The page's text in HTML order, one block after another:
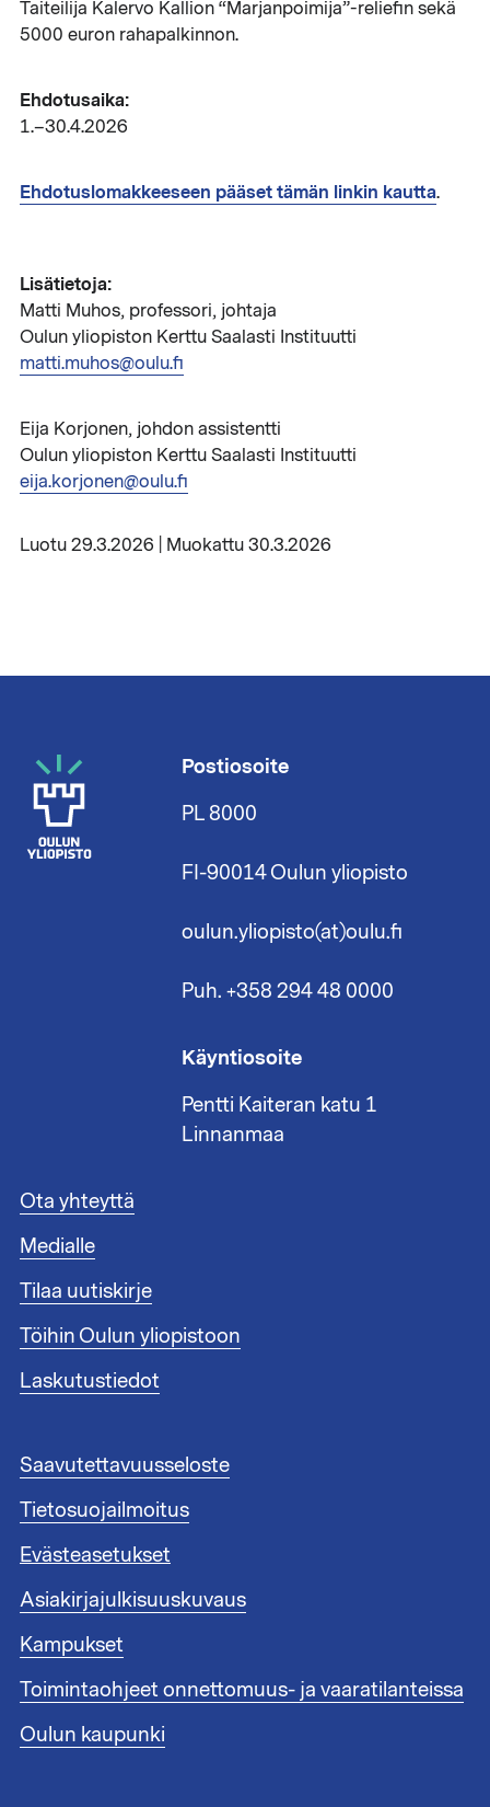
Taiteilija Kalervo Kallion “Marjanpoimija”-reliefin sekä
5000 euron rahapalkinnon.
Ehdotusaika:
1.–30.4.2026
Ehdotuslomakkeeseen pääset tämän linkin kautta.
Lisätietoja:
Matti Muhos, professori, johtaja
Oulun yliopiston Kerttu Saalasti Instituutti
matti.muhos@oulu.fi
Eija Korjonen, johdon assistentti
Oulun yliopiston Kerttu Saalasti Instituutti
eija.korjonen@oulu.fi
Luotu 29.3.2026 | Muokattu 30.3.2026
Postiosoite
PL 8000
FI-90014 Oulun yliopisto
oulun.yliopisto(at)oulu.fi
Puh. +358 294 48 0000
Käyntiosoite
Pentti Kaiteran katu 1
Linnanmaa
A
a
t
u
n
n
i
s
e
e
n
l
i
k
i
t
1
Ota yhteyttä
Medialle
Tilaa uutiskirje
Töihin Oulun yliopistoon
Laskutustiedot
A
a
t
u
n
n
i
s
t
e
Saavutettavuusseloste
Tietosuojailmoitus
Evästeasetukset
Asiakirjajulkisuuskuvaus
Kampukset
Toimintaohjeet onnettomuus- ja vaaratilanteissa
Oulun kaupunki